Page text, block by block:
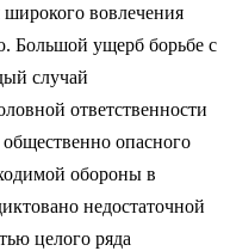
вовлечения
Большой ущерб борьбе с
случай
ответственности
опасного
обороны в
недостаточной
целого ряда